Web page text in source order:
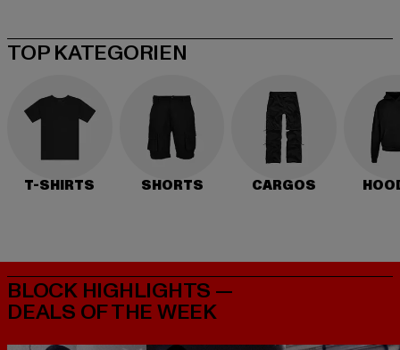
TOP KATEGORIEN
T-SHIRTS SHORTS CARGOS
BLOCK HIGHLIGHTS —
DEALS OF THE WEEK